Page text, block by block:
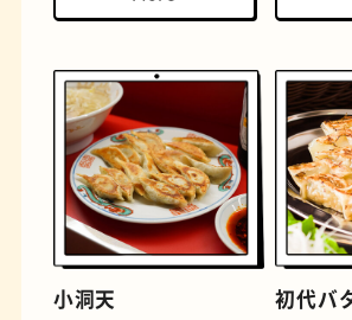
古着 お好
小洞天 初代バ